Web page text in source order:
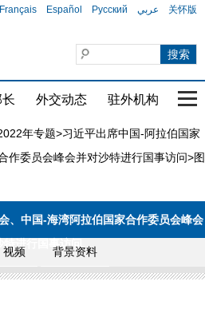
Français Español Русский عربي 关怀版
外交动态 驻外机构 国
年专题>习近平出席中国-阿拉伯国家
作委员会峰会并对沙特进行国事访问>图
、中国-海湾阿拉伯国家合作委员会峰会
特进行国事访问
视频 背景资料